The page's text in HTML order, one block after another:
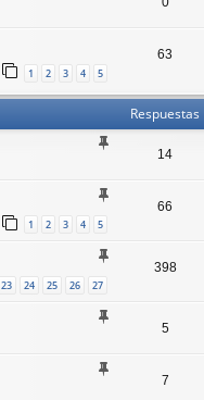
1 2 3 4 5
63
Respuestas
14
1 2 3 4 5
66
23 24 25 26 27
398
5
7